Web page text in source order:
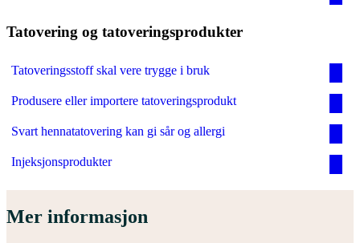
Tatovering og tatoveringsprodukter
Tatoveringsstoff skal vere trygge i bruk
Produsere eller importere tatoveringsprodukt
Svart hennatatovering kan gi sår og allergi
Injeksjonsprodukter
Mer informasjon